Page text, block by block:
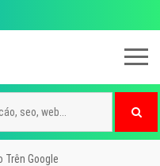
Trên Google